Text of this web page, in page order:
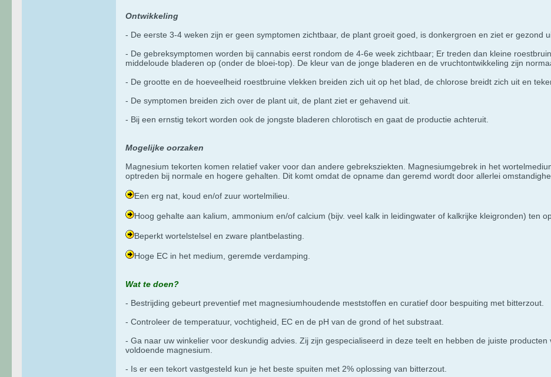
Ontwikkeling
- De eerste 3-4 weken zijn er geen symptomen zichtbaar, de plant groeit goed, is donkergroen en ziet er gezond
- De gebreksymptomen worden bij cannabis eerst rondom de 4-6e week zichtbaar; Er treden dan kleine
middeloude bladeren op (onder de bloei-top). De kleur van de jonge bladeren en de vruchtontwikkeling zijn
- De grootte en de hoeveelheid roestbruine vlekken breiden zich uit op het blad, de chlorose breidt zich uit en
- De symptomen breiden zich over de plant uit, de plant ziet er gehavend uit.
- Bij een ernstig tekort worden ook de jongste bladeren chlorotisch en gaat de productie achteruit.
Mogelijke oorzaken
Magnesium tekorten komen relatief vaker voor dan andere gebreksziekten. Magnesiumgebrek in het
optreden bij normale en hogere gehalten. Dit komt omdat de opname dan geremd wordt door allerlei
Een erg nat, koud en/of zuur wortelmilieu.
Hoog gehalte aan kalium, ammonium en/of calcium (bijv. veel kalk in leidingwater of kalkrijke kleigronden) ten
Beperkt wortelstelsel en zware plantbelasting.
Hoge EC in het medium, geremde verdamping.
Wat te doen?
- Bestrijding gebeurt preventief met magnesiumhoudende meststoffen en curatief door bespuiting met bitterzout.
- Controleer de temperatuur, vochtigheid, EC en de pH van de grond of het substraat.
- Ga naar uw winkelier voor deskundig advies. Zij zijn gespecialiseerd in deze teelt en hebben de juiste
voldoende magnesium.
- Is er een tekort vastgesteld kun je het beste spuiten met 2% oplossing van bitterzout.